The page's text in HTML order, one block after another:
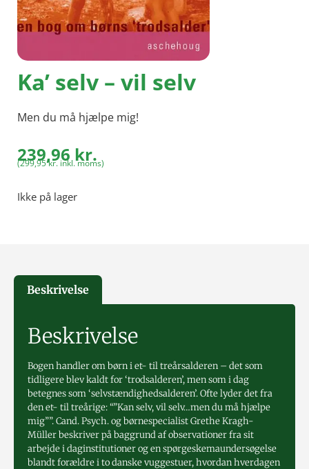
Ka’ selv – vil selv
Men du må hjælpe mig!
239,96kr.
(299,95kr.inkl. moms)
Ikke på lager
Beskrivelse
Beskrivelse
Bogen handler om børn i et- til treårsalderen – det som
tidligere blev kaldt for ‘trodsalderen’, men som i dag
betegnes som ‘selvstændighedsalderen’. Ofte lyder det fra
den et- til treårige: “”Kan selv, vil selv…men du må hjælpe
mig””. Cand. Psych. og børnespecialist Grethe Kragh-
Müller beskriver på baggrund af observationer fra sit
arbejde i daginstitutioner og en spørgeskemaundersøgelse
blandt forældre i to danske vuggestuer, hvordan hverdagen